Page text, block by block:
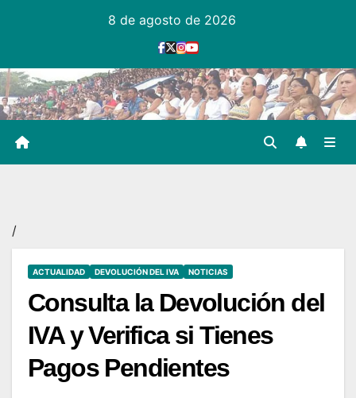
8 de agosto de 2026
/
ACTUALIDAD DEVOLUCIÓN DEL IVA NOTICIAS
Consulta la Devolución del
IVA y Verifica si Tienes
Pagos Pendientes